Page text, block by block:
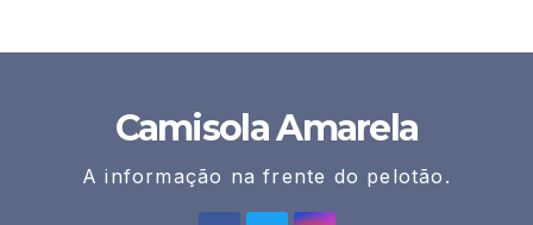
Camisola Amarela
A informação na frente do pelotão.